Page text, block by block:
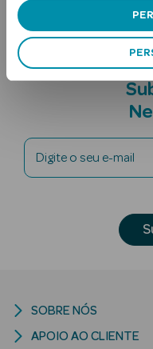
Ver Tudo
Solares
Solares Bebé e
Criança
Digite o seu e-mail
SOBRE NÓS
APOIO AO CLIENTE